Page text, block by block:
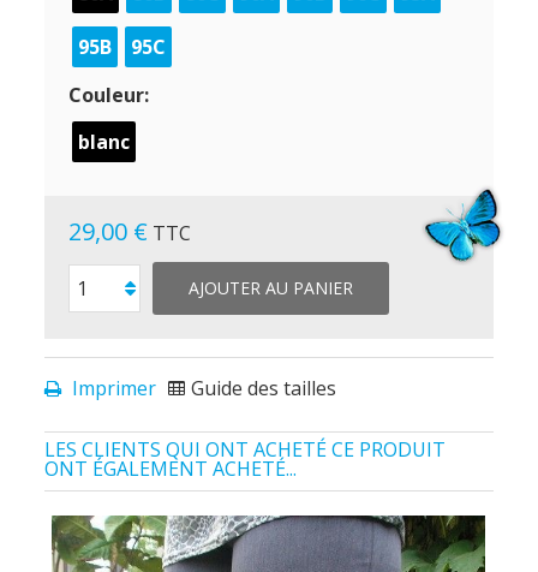
95B
95C
Couleur:
blanc
29,00 € TTC
AJOUTER AU PANIER
Imprimer Guide des tailles
LES CLIENTS QUI ONT ACHETÉ CE PRODUIT
ONT ÉGALEMENT ACHETÉ...